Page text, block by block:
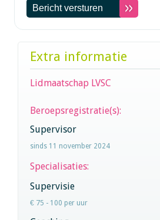
Extra informatie
Lidmaatschap LVSC
Beroepsregistratie(s):
Supervisor
sinds 11 november 2024
Specialisaties:
Supervisie
€ 75 - 100 per uur